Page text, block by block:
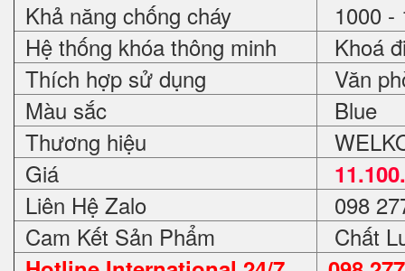
Khả năng chống cháy
1000 -
Hệ thống khóa thông minh
Khoá
Thích hợp sử dụng
Văn
Màu sắc
Blue
Thương hiệu
Giá
Liên Hệ Zalo
098
Cam Kết Sản Phẩm
Chất